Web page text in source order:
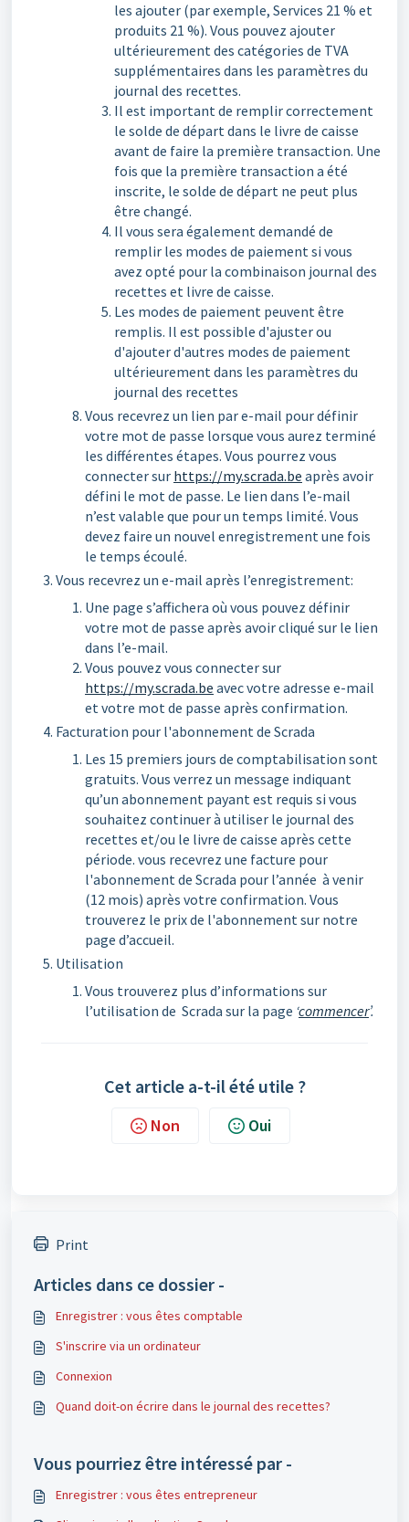
les ajouter (par exemple, Services 21 % et
produits 21 %). Vous pouvez ajouter
ultérieurement des catégories de TVA
supplémentaires dans les paramètres du
journal des recettes.
Il est important de remplir correctement
le solde de départ dans le livre de caisse
avant de faire la première transaction. Une
fois que la première transaction a été
inscrite, le solde de départ ne peut plus
être changé.
Il vous sera également demandé de
remplir les modes de paiement si vous
avez opté pour la combinaison journal des
recettes et livre de caisse.
Les modes de paiement peuvent être
remplis. Il est possible d'ajuster ou
d'ajouter d'autres modes de paiement
ultérieurement dans les paramètres du
journal des recettes
Vous recevrez un lien par e-mail pour définir
votre mot de passe lorsque vous aurez terminé
les différentes étapes. Vous pourrez vous
connecter sur https://my.scrada.be après avoir
défini le mot de passe. Le lien dans l’e-mail
n’est valable que pour un temps limité. Vous
devez faire un nouvel enregistrement une fois
le temps écoulé.
Vous recevrez un e-mail après l’enregistrement:
Une page s’affichera où vous pouvez définir
votre mot de passe après avoir cliqué sur le lien
dans l’e-mail.
Vous pouvez vous connecter sur
https://my.scrada.be avec votre adresse e-mail
et votre mot de passe après confirmation.
Facturation pour l'abonnement de Scrada
Les 15 premiers jours de comptabilisation sont
gratuits. Vous verrez un message indiquant
qu’un abonnement payant est requis si vous
souhaitez continuer à utiliser le journal des
recettes et/ou le livre de caisse après cette
période. vous recevrez une facture pour
l'abonnement de Scrada pour l’année à venir
(12 mois) après votre confirmation. Vous
trouverez le prix de l'abonnement sur notre
page d’accueil.
Utilisation
Vous trouverez plus d’informations sur
l’utilisation de Scrada sur la page ‘commencer’.
Cet article a-t-il été utile ?
Non Oui
Print
Articles dans ce dossier -
Enregistrer : vous êtes comptable
S'inscrire via un ordinateur
Connexion
Quand doit-on écrire dans le journal des recettes?
Vous pourriez être intéressé par -
Enregistrer : vous êtes entrepreneur